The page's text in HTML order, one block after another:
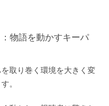
物語を動かすキーパ
取り巻く環境を大きく変
。